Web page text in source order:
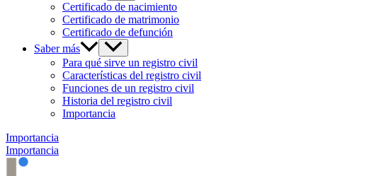
Certificado de nacimiento
Certificado de matrimonio
Certificado de defunción
Saber más
Para qué sirve un registro civil
Características del registro civil
Funciones de un registro civil
Historia del registro civil
Importancia
Importancia
Importancia